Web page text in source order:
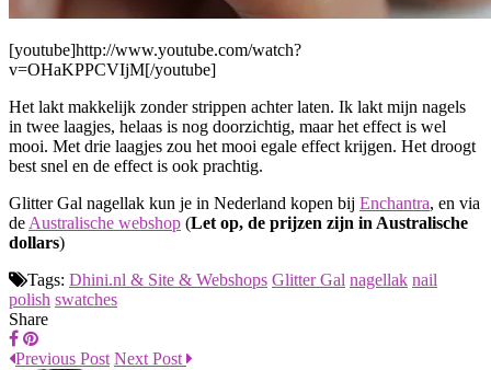
[youtube]http://www.youtube.com/watch?
v=OHaKPPCVIjM[/youtube]
Het lakt makkelijk zonder strippen achter laten. Ik lakt mijn nagels
in twee laagjes, helaas is nog doorzichtig, maar het effect is wel
mooi. Met drie laagjes zou het mooi egale effect krijgen. Het droogt
best snel en de effect is ook prachtig.
Glitter Gal nagellak kun je in Nederland kopen bij Enchantra, en via
de Australische webshop (Let op, de prijzen zijn in Australische
dollars)
Tags: Dhini.nl & Site & Webshops Glitter Gal nagellak nail
polish swatches
Share
Previous Post Next Post